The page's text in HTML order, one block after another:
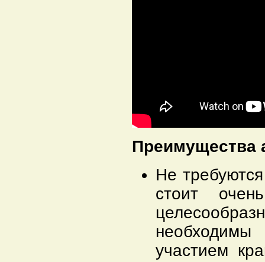
Преимущества
Не
стоит
участием